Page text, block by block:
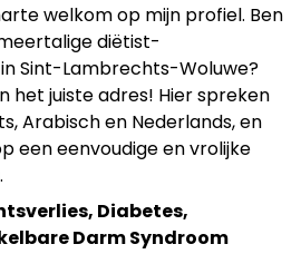
welkom op mijn profiel. Ben
diëtist-
Sint-Lambrechts-Woluwe?
het juiste adres! Hier spreken
Arabisch en Nederlands, en
een eenvoudige en vrolijke
Diabetes,
Darm Syndroom